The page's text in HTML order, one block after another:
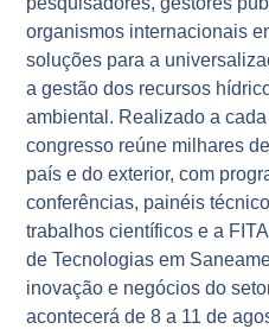
organismos internacionais
soluções para a
a gestão dos recursos
ambiental. Realizado a
congresso reúne milhares
país e do exterior, com
conferências, painéis
trabalhos científicos e a
de Tecnologias em
inovação e negócios do
acontecerá de 8 a 11 de